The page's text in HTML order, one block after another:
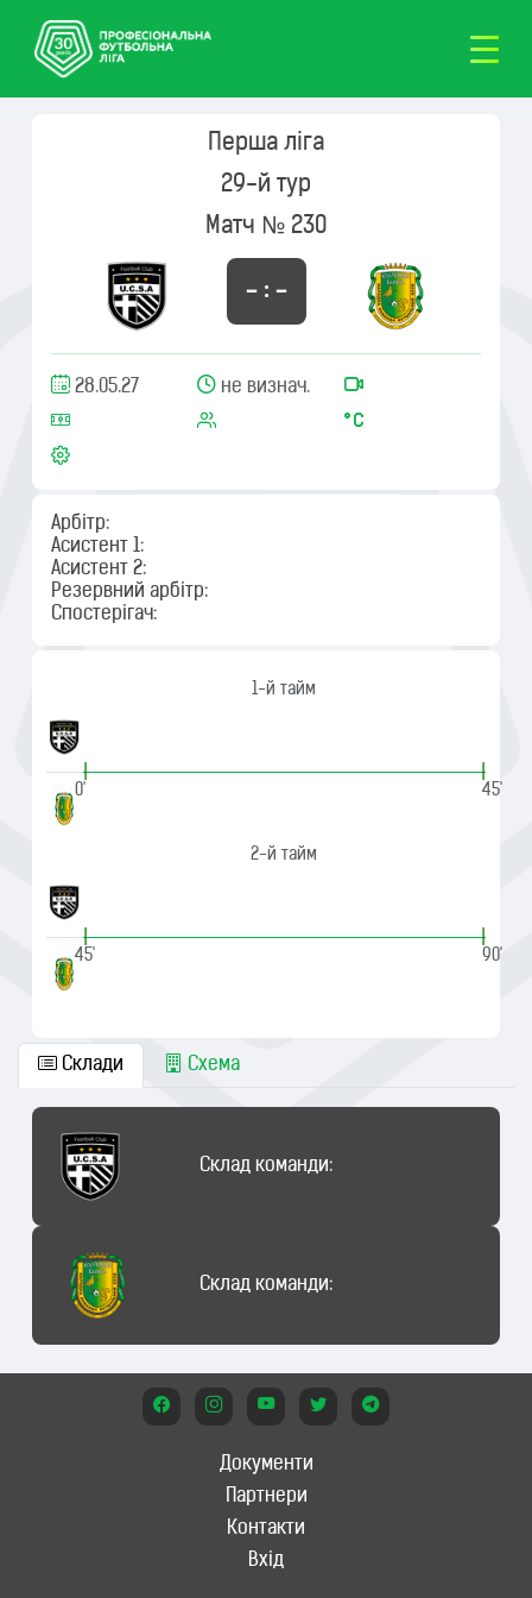
Перша ліга
29-й тур
Матч № 230
– : –
28.05.27 не визнач.
Арбітр:
Асистент 1:
Асистент 2:
Резервний арбітр:
Спостерігач:
1-й тайм
|
0'
|
45'
2-й тайм
|
45'
|
90'
Склади Схема
Склад команди:
Склад команди:
Документи
Партнери
Контакти
Вхід